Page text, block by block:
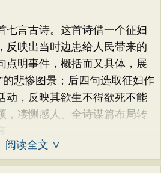
言古诗。这首诗借一个征妇
反映出当时边患给人民带来的
点明事件，概括而又具体，展
的悲惨图景；后四句选取征妇作
动，反映其欲生不得欲死不能
，凄恻感人。全诗谋篇布局转
阅读全文 ∨